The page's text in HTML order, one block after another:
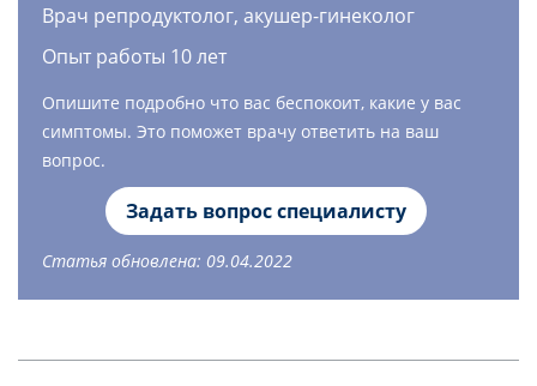
Врач репродуктолог, акушер-гинеколог
Опыт работы 10 лет
Опишите подробно что вас беспокоит, какие у вас
симптомы. Это поможет врачу ответить на ваш
вопрос.
Задать вопрос специалисту
Статья обновлена: 09.04.2022